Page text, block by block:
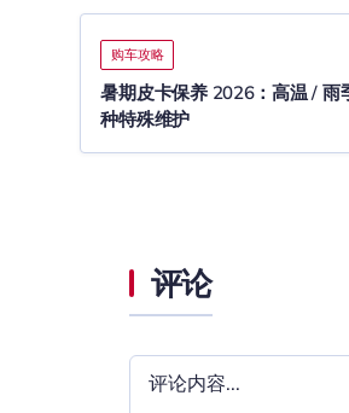
购车攻略
暑期皮卡保养 2026：高温 / 雨
种特殊维护
评论